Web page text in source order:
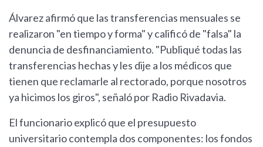
Álvarez afirmó que las transferencias mensuales se
realizaron "en tiempo y forma" y calificó de "falsa" la
denuncia de desfinanciamiento. "Publiqué todas las
transferencias hechas y les dije a los médicos que
tienen que reclamarle al rectorado, porque nosotros
ya hicimos los giros", señaló por Radio Rivadavia.
El funcionario explicó que el presupuesto
universitario contempla dos componentes: los fondos